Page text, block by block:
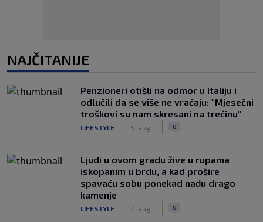
NAJČITANIJE
Penzioneri otišli na odmor u Italiju i
odlučili da se više ne vraćaju: "Mjesečni
troškovi su nam skresani na trećinu"
LIFESTYLE 5. aug. 0
Ljudi u ovom gradu žive u rupama
iskopanim u brdu, a kad prošire
spavaću sobu ponekad nađu drago
kamenje
LIFESTYLE 2. aug. 0